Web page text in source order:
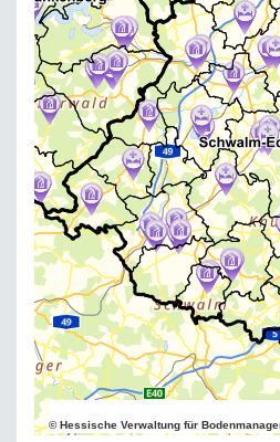
© Hessische Verwaltung für